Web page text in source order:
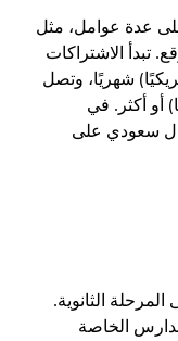
عدة عوامل، مثل
تبدأ الاشتراكات
(13 دولارًا أمريكيًا) شهريًا، وتصل
أمريكيًا) أو أكثر. في
ينفق الأشخاص حوالي 100 ريال سعودي على
الثانوية.
الخاصة